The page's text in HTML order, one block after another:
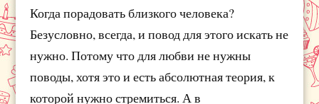
Когда порадовать близкого человека?
Безусловно, всегда, и повод для этого искать не
нужно. Потому что для любви не нужны
поводы, хотя это и есть абсолютная теория, к
которой нужно стремиться. А в